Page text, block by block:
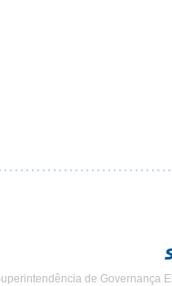
de Governança